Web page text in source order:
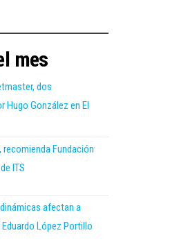
mes
dos
Hugo González en El
Fundación
ITS
afectan a
López Portillo